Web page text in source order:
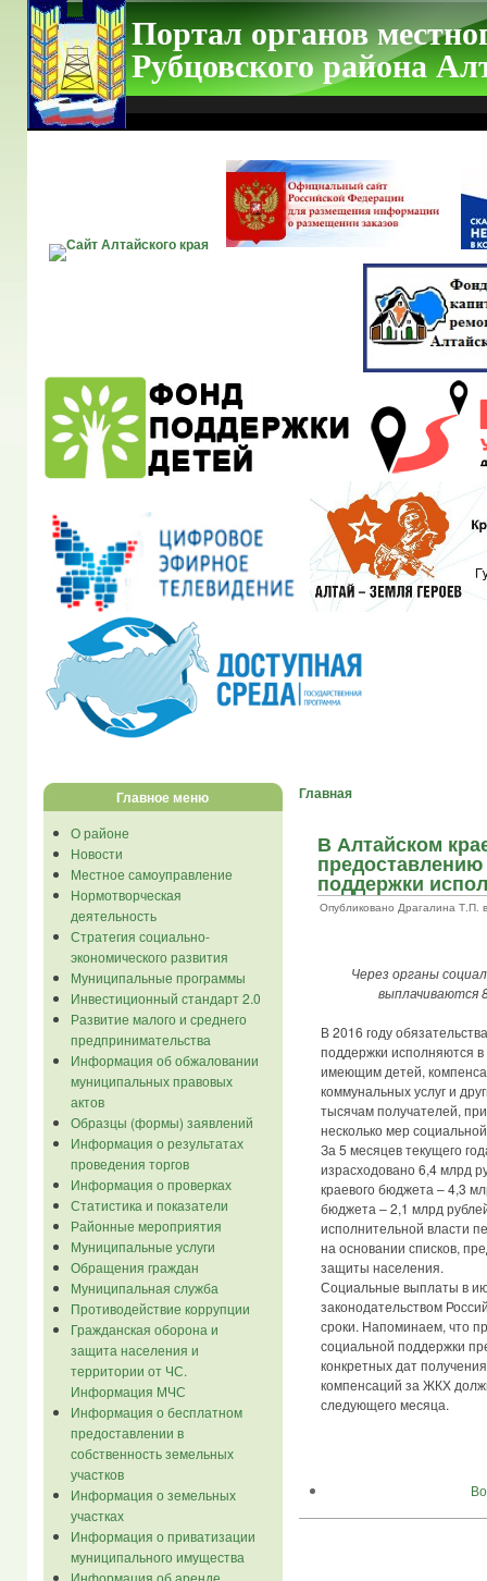
Портал органов
Рубцовского района
Главное меню
О районе
Новости
Местное самоуправление
Нормотворческая
деятельность
Стратегия социально-
экономического развития
Муниципальные программы
Инвестиционный стандарт 2.0
Развитие малого и среднего
предпринимательства
Информация об обжаловании
муниципальных правовых
актов
Образцы (формы) заявлений
Информация о результатах
проведения торгов
Информация о проверках
Статистика и показатели
Районные мероприятия
Муниципальные услуги
Обращения граждан
Муниципальная служба
Противодействие коррупции
Гражданская оборона и
защита населения и
территории от ЧС.
Информация МЧС
Информация о бесплатном
предоставлении в
собственность земельных
участков
Информация о земельных
участках
Информация о приватизации
муниципального имущества
Информация об аренде
Главная
В Алтайском
поддержки
Опубликовано Драгалина Т.П. в
Через органы
выплачиваются
В 2016 году
поддержки исполняются
имеющим детей,
коммунальных услуг и
тысячам получателей,
несколько мер
За 5 месяцев текущего
израсходовано 6,4 млрд
краевого бюджета – 4,3
бюджета – 2,1 млрд
исполнительной власти
на основании списков,
защиты населения.
Социальные выплаты в
законодательством
сроки. Напоминаем, что
социальной поддержки
конкретных дат
компенсаций за ЖКХ
следующего месяца.